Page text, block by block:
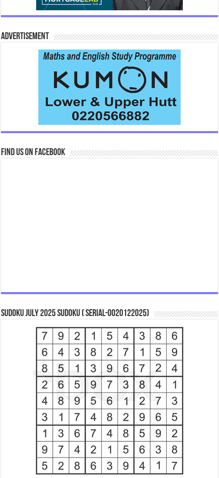
Advertisement
Find us on Facebook
Sudoku July 2025 Sudoku ( Serial-0020122025)